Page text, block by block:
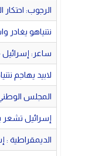
الرجوب:
نتنياهو يغادر واشنطن بعد 4 أيام من
ساعر:
لابيد يهاجم
المجلس
إسرائيل تشعر
الديمقراطية :